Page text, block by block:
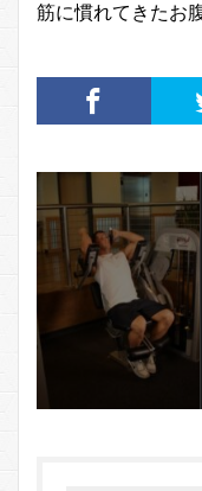
筋に慣れてきたお